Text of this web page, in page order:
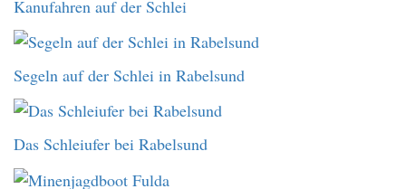
Kanufahren auf der Schlei
Segeln auf der Schlei in Rabelsund
Das Schleiufer bei Rabelsund